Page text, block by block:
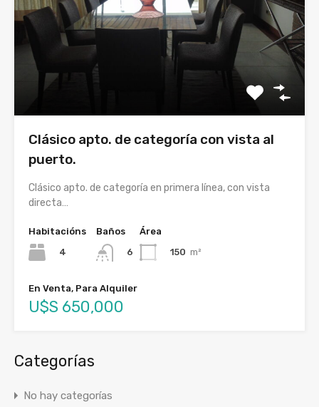
Clásico apto. de categoría con vista al
puerto.
Clásico apto. de categoría en primera línea, con vista
directa…
Habitacións
4
Baños
6
Área
150 m²
En Venta, Para Alquiler
U$S 650,000
Categorías
No hay categorías